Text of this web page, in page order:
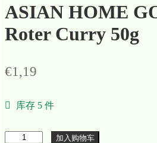
ASIAN HOME
Roter Curry 50g
€1,19
库存 5 件
加入购物车